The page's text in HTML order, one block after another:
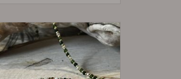
925 Silber und Silber vergoldet
ZUM WARENKORB HINZUFÜGEN